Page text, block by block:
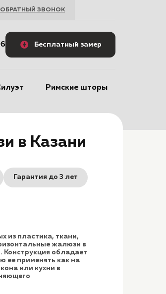
ОБРАТНЫЙ ЗВОНОК
Бесплатный замер
Римские шторы
в Казани
Гарантия до 3 лет
из пластика, ткани,
жалюзи в
Конструкция обладает
ее применять как на
или кухни в